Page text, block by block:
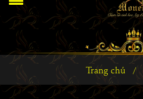
Trang chủ /